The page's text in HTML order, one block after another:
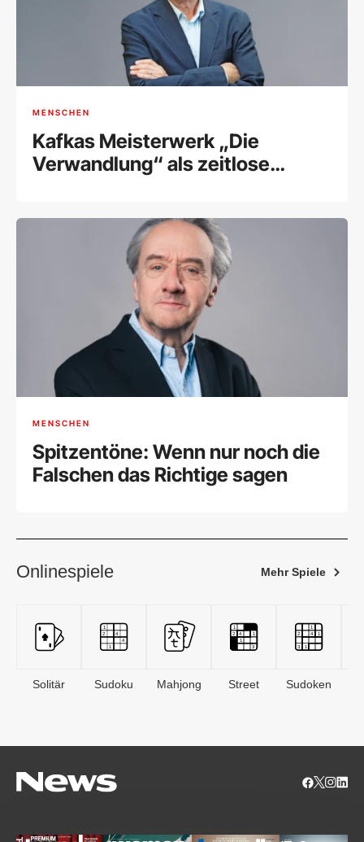
MENSCHEN
Kafkas Meisterwerk „Die
Verwandlung“ als zeitlose
MENSCHEN
Spitzentöne: Wenn nur noch die
Falschen das Richtige sagen
Onlinespiele Mehr Spiele
Solitär Sudoku Mahjong Street Sudoken